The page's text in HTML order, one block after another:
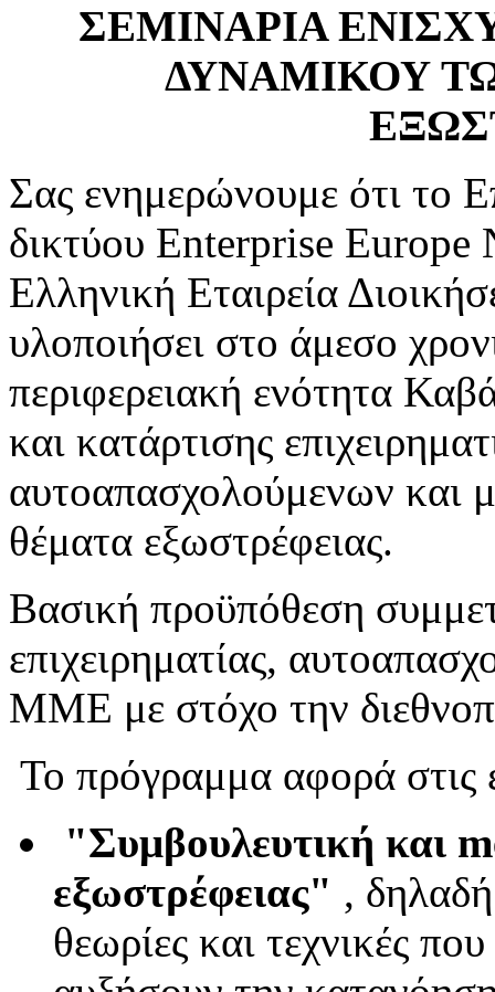
ΣΕΜΙΝΑΡΙΑ
ΔΥΝΑΜΙΚΟΥ
Σας ενημερώνουμε ότι το
δικτύου Enterprise Europe
Ελληνική Εταιρεία
υλοποιήσει στο άμεσο
περιφερειακή ενότητα
και κατάρτισης
αυτοαπασχολούμενων και
θέματα εξωστρέφειας.
Βασική προϋπόθεση
επιχειρηματίας,
ΜΜΕ με στόχο την
Το πρόγραμμα αφορά στις
"Συμβουλευτική και
εξωστρέφειας" ,
θεωρίες και τεχνικές